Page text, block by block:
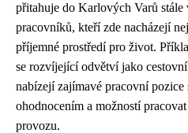
přitahuje do Karlových Varů
pracovníků, kteří zde nacházejí
příjemné prostředí pro život.
se rozvíjející odvětví jako
nabízejí zajímavé pracovní
ohodnocením a možností
provozu.